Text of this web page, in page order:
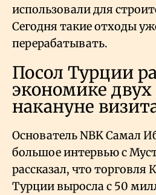
использовали для
Сегодня такие отходы
перерабатывать.
Посол Турции
экономике двух
накануне
Основатель NBK Самал
большое интервью с
рассказал, что торговля
Турции выросла с 50